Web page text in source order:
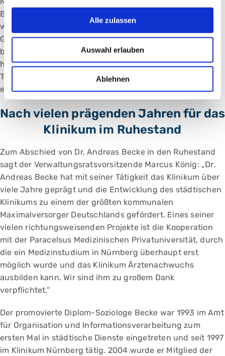
Alle zulassen
Auswahl erlauben
Ablehnen
Bereits im Bau ist das Zentrum für seelische Gesundheit,
welches diese Fachrichtungen in einem gemeinsamen
Gebäude auf dem Campus Nord vereinen wird. Wie in die
bauliche Erneuerung investiert das Klinikum auch in
hohem Maß in die digitale Ausstattung, um modernste
Technologien in der Patientenversorgung und Forschung
einzusetzen.
Nach vielen prägenden Jahren für das
Klinikum im Ruhestand
Zum Abschied von Dr. Andreas Becke in den Ruhestand
sagt der Verwaltungsratsvorsitzende Marcus König: „Dr.
Andreas Becke hat mit seiner Tätigkeit das Klinikum über
viele Jahre geprägt und die Entwicklung des städtischen
Klinikums zu einem der größten kommunalen
Maximalversorger Deutschlands gefördert. Eines seiner
vielen richtungsweisenden Projekte ist die Kooperation
mit der Paracelsus Medizinischen Privatuniversität, durch
die ein Medizinstudium in Nürnberg überhaupt erst
möglich wurde und das Klinikum Ärztenachwuchs
ausbilden kann. Wir sind ihm zu großem Dank
verpflichtet.“
Der promovierte Diplom-Soziologe Becke war 1993 im Amt
für Organisation und Informationsverarbeitung zum
ersten Mal in städtische Dienste eingetreten und seit 1997
im Klinikum Nürnberg tätig. 2004 wurde er Mitglied der